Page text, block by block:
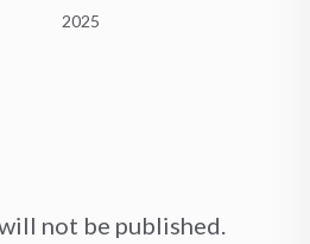
2025
not be published.